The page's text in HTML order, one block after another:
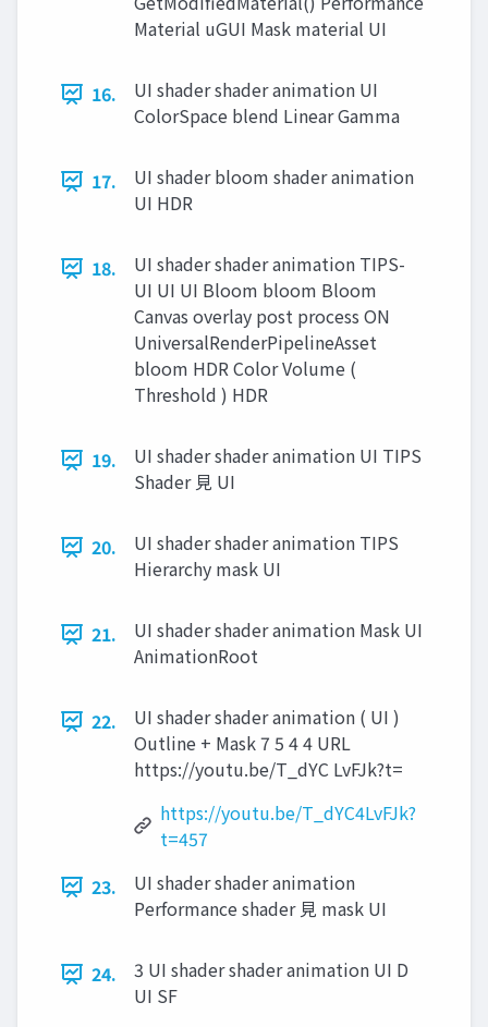
Material uGUI Mask material UI
16.
UI shader shader animation UI
ColorSpace blend Linear Gamma
17.
UI shader bloom shader animation
UI HDR
18.
UI shader shader animation TIPS-
UI UI UI Bloom bloom Bloom
Canvas overlay post process ON
UniversalRenderPipelineAsset
bloom HDR Color Volume (
Threshold ) HDR
19.
UI shader shader animation UI TIPS
Shader ⾒ UI
20.
UI shader shader animation TIPS
Hierarchy mask UI
21.
UI shader shader animation Mask UI
AnimationRoot
22.
UI shader shader animation ( UI )
Outline + Mask 7 5 4 4 URL
https://youtu.be/T_dYC LvFJk?t=
https://youtu.be/T_dYC4LvFJk?
t=457
23.
UI shader shader animation
Performance shader ⾒ mask UI
24.
3 UI shader shader animation UI D
UI SF